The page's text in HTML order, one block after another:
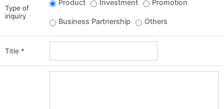
Type of
inquiry
Product Investment Promotion
Business Partnership Others
Title *